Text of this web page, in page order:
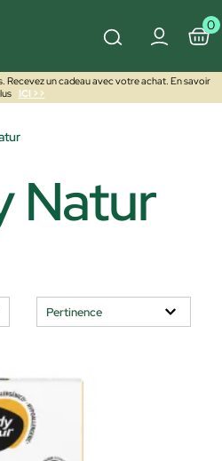
0
un cadeau avec votre achat. En savoir
ICI >>
Natur